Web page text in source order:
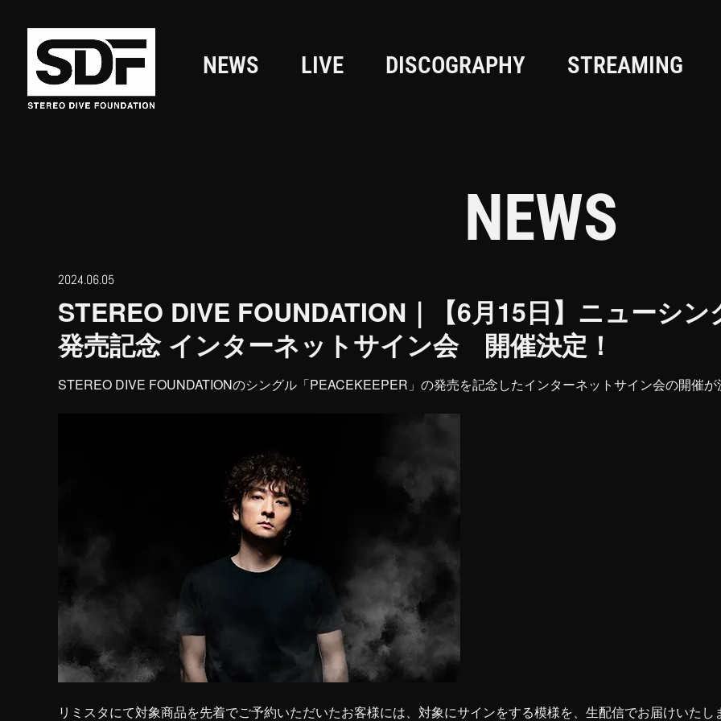
NEWS LIVE DISCOGRAPHY STREAMING
NEWS
2024.06.05
STEREO DIVE FOUNDATION｜【6月15日】ニューシン
発売記念 インターネットサイン会 開催決定！
STEREO DIVE FOUNDATIONのシングル「PEACEKEEPER」の発売を記念したインターネットサイン会の開催が
リミスタにて対象商品を先着でご予約いただいたお客様には、対象にサインをする模様を、生配信でお届けいたし